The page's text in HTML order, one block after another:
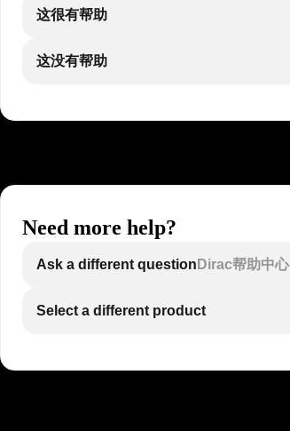
这很有帮助
这没有帮助
Need more help?
Ask a different question Dirac帮助中心
Select a different product